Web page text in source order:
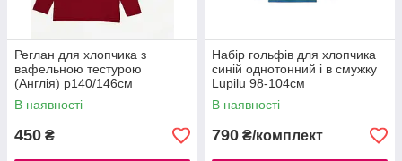
Реглан для хлопчика з
вафельною тестурою
(Англія) р140/146см
В наявності
450 ₴
Набір гольфів для хлопчика
синій однотонний і в смужку
Lupilu 98-104см
В наявності
790 ₴/комплект